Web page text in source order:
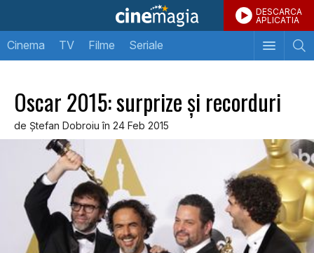
DESCARCA
APLICATIA
Cinema TV Filme Seriale
Oscar 2015: surprize şi recorduri
de Ştefan Dobroiu în 24 Feb 2015